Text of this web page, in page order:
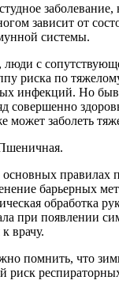
заболевание,
зависит от
системы.
люди с
риска по
инфекций. Но
совершенно
может заболеть
правилах
барьерных
обработка
при появлении
врачу.
помнить, что
риск